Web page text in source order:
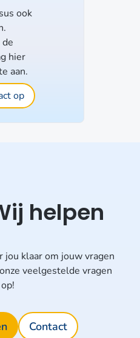
ook
hier
aan.
op
helpen
jou klaar om jouw vragen
veelgestelde vragen
Contact